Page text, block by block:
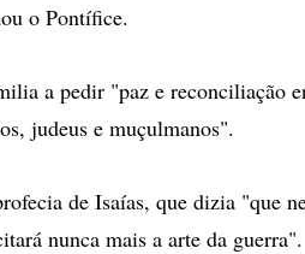
o Pontífice.
a pedir "paz e reconciliação
judeus e muçulmanos".
de Isaías, que dizia "que
nunca mais a arte da guerra".